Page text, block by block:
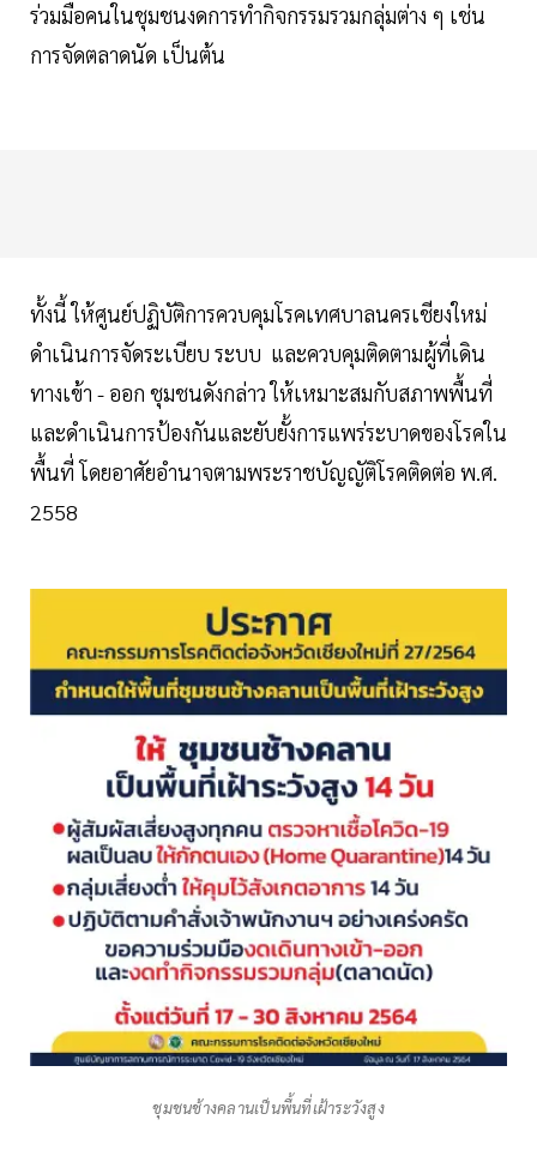
ร่วมมือคนในชุมชนงดการทำกิจกรรมรวมกลุ่มต่าง ๆ เช่น
การจัดตลาดนัด เป็นต้น
ทั้งนี้ ให้ศูนย์ปฏิบัติการควบคุมโรคเทศบาลนครเชียงใหม่
ดำเนินการจัดระเบียบ ระบบ และควบคุมติดตามผู้ที่เดิน
ทางเข้า - ออก ชุมชนดังกล่าว ให้เหมาะสมกับสภาพพื้นที่
และดำเนินการป้องกันและยับยั้งการแพร่ระบาดของโรคใน
พื้นที่ โดยอาศัยอำนาจตามพระราชบัญญัติโรคติดต่อ พ.ศ.
2558
ชุมชนช้างคลานเป็นพื้นที่เฝ้าระวังสูง